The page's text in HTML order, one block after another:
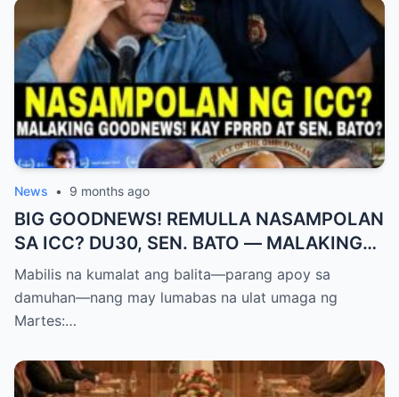
News • 9 months ago
BIG GOODNEWS! REMULLA NASAMPOLAN
SA ICC? DU30, SEN. BATO — MALAKING
PASABOG! “INTERIM RELEASE,” TOTOO
BA?
Mabilis na kumalat ang balita—parang apoy sa
damuhan—nang may lumabas na ulat umaga ng
Martes:…